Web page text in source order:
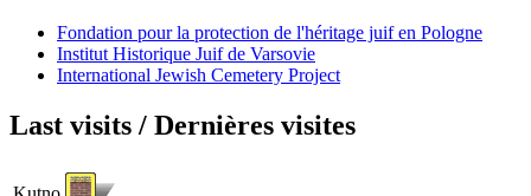
Fondation pour la protection de l'héritage juif en Pologne
Institut Historique Juif de Varsovie
International Jewish Cemetery Project
Last visits / Dernières visites